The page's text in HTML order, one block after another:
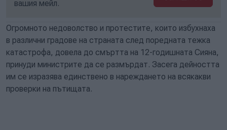
вашия мейл.
Огромното недоволство и протестите, които избухнаха
в различни градове на страната след поредната тежка
катастрофа, довела до смъртта на 12-годишната Сияна,
принуди министрите да се размърдат. Засега дейността
им се изразява единствено в нареждането на всякакви
проверки на пътищата.